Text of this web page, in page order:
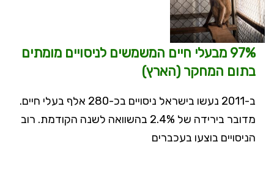
97% מבעלי חיים המשמשים לניסויים מומתים
בתום המחקר (הארץ)
ב-2011 נעשו בישראל ניסויים בכ-280 אלף בעלי חיים.
מדובר בירידה של 2.4% בהשוואה לשנה הקודמת. רוב
הניסויים בוצעו בעכברים